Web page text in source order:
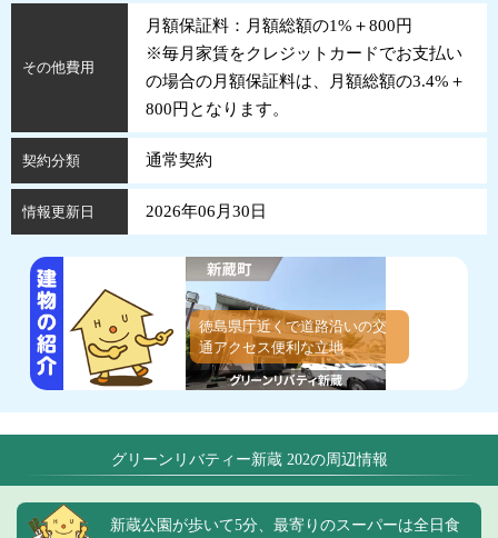
その他費用
月額保証料：月額総額の1%＋800円
※毎月家賃をクレジットカードでお支払い
の場合の月額保証料は、月額総額の3.4%＋
800円となります。
契約分類 通常契約
情報更新日 2026年06月30日
徳島県庁近くで道路沿いの交
通アクセス便利な立地
グリーンリバティー新蔵 202の周辺情報
新蔵公園が歩いて5分、最寄りのスーパーは全日食